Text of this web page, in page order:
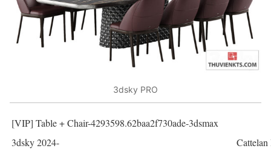
3dsky PRO
[VIP] Table + Chair-4293598.62baa2f730ade-3dsmax
3dsky 2024-